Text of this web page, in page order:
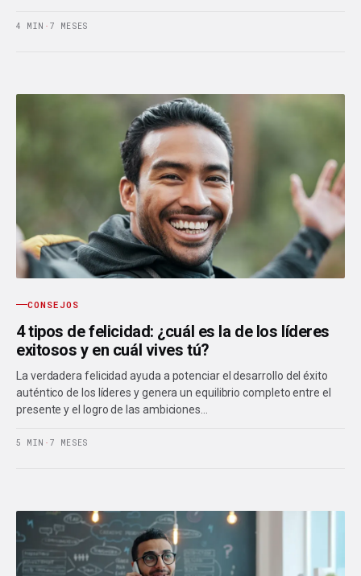
4 MIN · 7 MESES
CONSEJOS
4 tipos de felicidad: ¿cuál es la de los líderes
exitosos y en cuál vives tú?
La verdadera felicidad ayuda a potenciar el desarrollo del éxito
auténtico de los líderes y genera un equilibrio completo entre el
presente y el logro de las ambiciones…
5 MIN · 7 MESES